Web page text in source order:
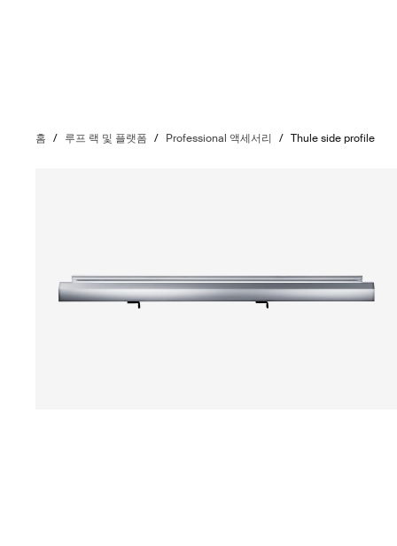
홈 / 루프 랙 및 플랫폼 / Professional 액세서리 / Thule side profile